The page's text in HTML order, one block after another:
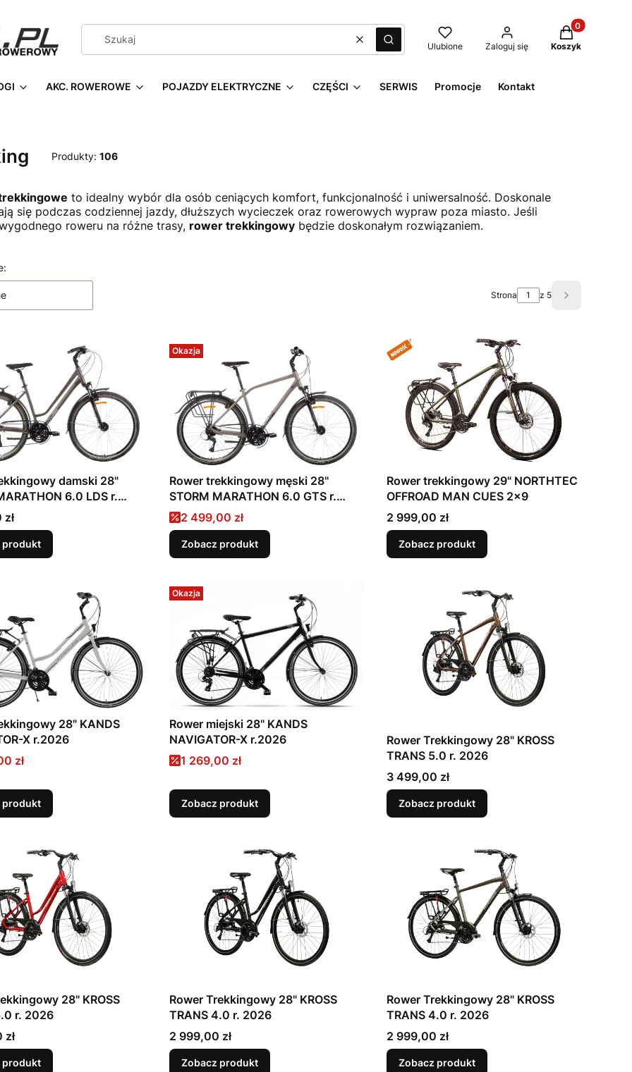
WyczyśćSzukaj Ulubione Zaloguj się
Produkty w
Koszyk
AKC. ROWEROWE POJAZDY ELEKTRYCZNE CZĘŚCI SERWIS Promocje Kontakt
Produkty: 106
to idealny wybór dla osób ceniących komfort, funkcjonalność i uniwersalność. Doskonale
się podczas codziennej jazdy, dłuższych wycieczek oraz rowerowych wypraw poza miasto. Jeśli
roweru na różne trasy, rower trekkingowy będzie doskonałym rozwiązaniem.
Strona z 5 Następne
damski 28"
6.0 LDS r.
produkt
Okazja
Rower trekkingowy męski 28"
STORM MARATHON 6.0 GTS r.
2026
Cena promocyjna
2 499,00 zł
Zobacz produkt
Rower trekkingowy 29" NORTHTEC
OFFROAD MAN CUES 2x9
Cena
2 999,00 zł
Zobacz produkt
28" KANDS
X r.2026
zł
produkt
Okazja
Rower miejski 28" KANDS
NAVIGATOR-X r.2026
Cena promocyjna
1 269,00 zł
Zobacz produkt
Rower Trekkingowy 28" KROSS
TRANS 5.0 r. 2026
Cena
3 499,00 zł
Zobacz produkt
28" KROSS
r. 2026
produkt
Rower Trekkingowy 28" KROSS
TRANS 4.0 r. 2026
Cena
2 999,00 zł
Zobacz produkt
Rower Trekkingowy 28" KROSS
TRANS 4.0 r. 2026
Cena
2 999,00 zł
Zobacz produkt